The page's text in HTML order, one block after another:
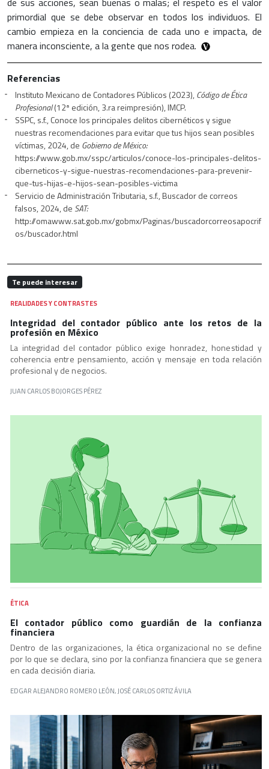
primordial que se debe observar en todos los individuos. El
cambio empieza en la conciencia de cada uno e impacta, de
manera inconsciente, a la gente que nos rodea.
Referencias
Instituto Mexicano de Contadores Públicos (2023),Código de Ética
Profesional(12ª edición, 3.ra reimpresión), IMCP.
SSPC, s.f., Conoce los principales delitos cibernéticos y sigue
nuestras recomendaciones para evitar que tus hijos sean posibles
víctimas, 2024, de Gobierno de México:
https://www.gob.mx/sspc/articulos/conoce-los-principales-delitos-
ciberneticos-y-sigue-nuestras-recomendaciones-para-prevenir-
que-tus-hijas-e-hijos-sean-posibles-victima
Servicio de Administración Tributaria, s.f., Buscador de correos
falsos, 2024, de SAT:
http://omawww.sat.gob.mx/gobmx/Paginas/buscadorcorreosapocrif
os/buscador.html
Te puede interesar
REALIDADES Y CONTRASTES
Integridad del contador público ante los retos de la
profesión en México
La integridad del contador público exige honradez, honestidad y
coherencia entre pensamiento, acción y mensaje en toda relación
profesional y de negocios.
JUAN CARLOS BOJORGES PÉREZ
ÉTICA
El contador público como guardián de la confianza
financiera
Dentro de las organizaciones, la ética organizacional no se define
por lo que se declara, sino por la confianza financiera que se genera
en cada decisión diaria.
EDGAR ALEJANDRO ROMERO LEÓN, JOSÉ CARLOS ORTIZ ÁVILA